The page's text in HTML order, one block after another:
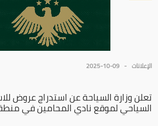
الإعلانات 2025-10-09
تعلن وزارة السياحة عن استدراج عروض
السياحي لموقع نادي المحامين في